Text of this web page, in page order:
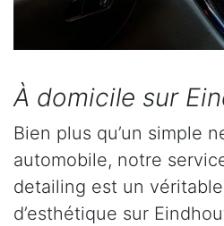
À domicile sur
Bien plus qu’un simple
automobile, notre
detailing est un
d’esthétique sur